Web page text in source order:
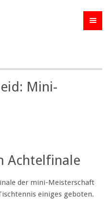
Mini-
Achtelfinale
der mini-Meisterschaft
einiges geboten.